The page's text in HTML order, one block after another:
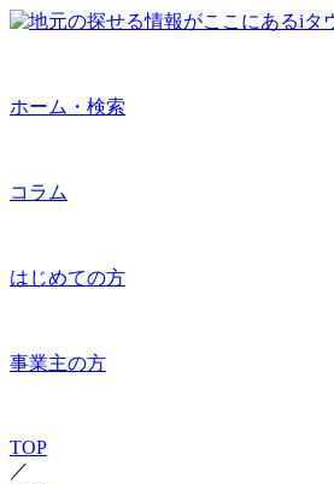
ホーム・検索
コラム
はじめての方
事業主の方
TOP
／